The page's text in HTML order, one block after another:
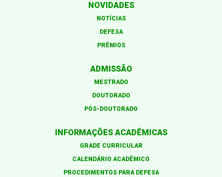
NOVIDADES
NOTÍCIAS
DEFESA
PRÊMIOS
ADMISSÃO
MESTRADO
DOUTORADO
PÓS-DOUTORADO
INFORMAÇÕES ACADÊMICAS
GRADE CURRICULAR
CALENDÁRIO ACADÊMICO
PROCEDIMENTOS PARA DEFESA